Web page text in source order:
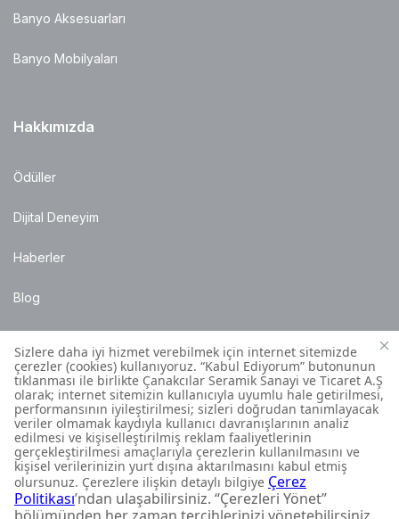
Banyo Aksesuarları
Banyo Mobilyaları
Hakkımızda
Ödüller
Dijital Deneyim
Haberler
Blog
Satış Noktaları
Montaj Bilgileri
Müşteri İletişim Merkezi